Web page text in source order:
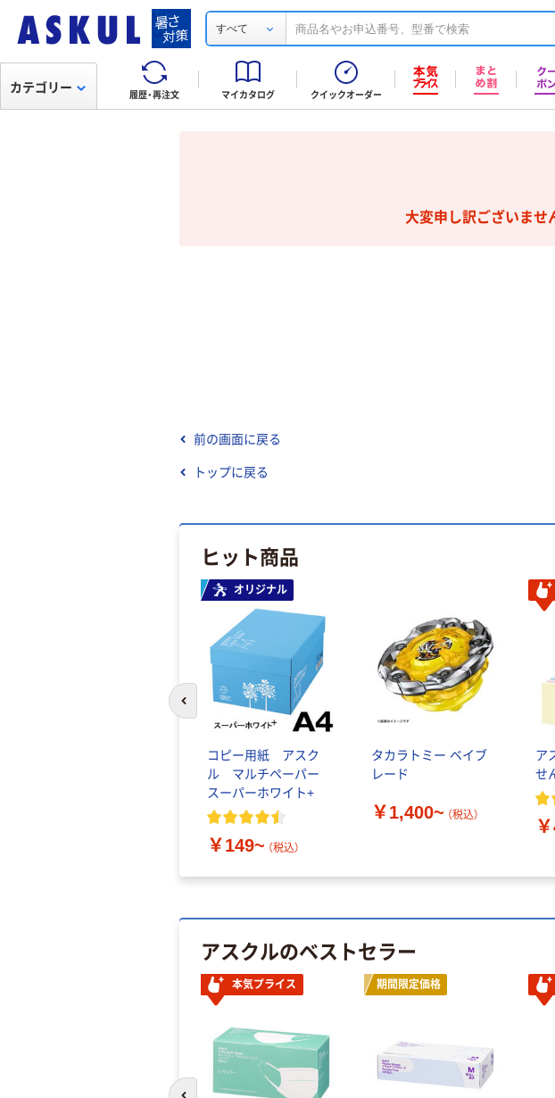
すべて
履歴・再注文 マイカタログ クイックオーダー
カテゴリー
大変申し訳ございませ
前の画面に戻る
トップに戻る
ヒット商品
オリジナル
コピー用紙 アスク
ル マルチペーパー
スーパーホワイト+
￥149~ （税込）
タカラトミー ベイブ
レード
￥1,400~ （税込）
ア
せ
前のスライドへ
アスクルのベストセラー
本気プライス 期間限定価格